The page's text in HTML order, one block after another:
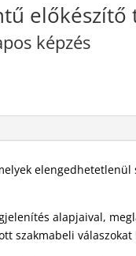
előkészítő
képzés
elengedhetetlenül
alapjaival,
szakmabeli válaszokat